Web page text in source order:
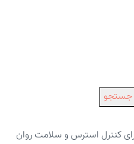
جستجو